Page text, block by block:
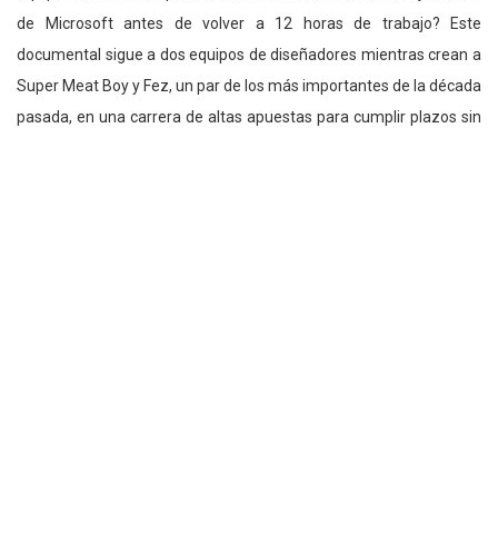
de Microsoft antes de volver a 12 horas de trabajo? Este
documental sigue a dos equipos de diseñadores mientras crean a
Super Meat Boy y Fez, un par de los más importantes de la década
pasada, en una carrera de altas apuestas para cumplir plazos sin